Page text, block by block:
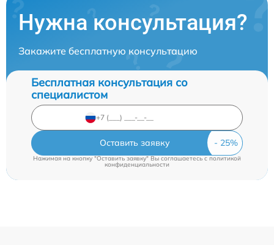
Нужна консультация?
Закажите бесплатную консультацию
Бесплатная консультация со
специалистом
Оставить заявку
Нажимая на кнопку "Оставить заявку" Вы соглашаетесь cполитикой
конфиденциальности